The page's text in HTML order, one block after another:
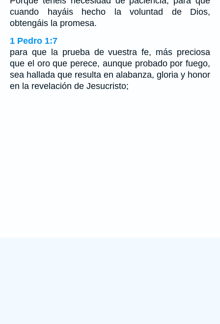
cuando hayáis hecho la voluntad de Dios,
obtengáis la promesa.
1 Pedro 1:7
para que la prueba de vuestra fe, más preciosa
que el oro que perece, aunque probado por fuego,
sea hallada que resulta en alabanza, gloria y honor
en la revelación de Jesucristo;